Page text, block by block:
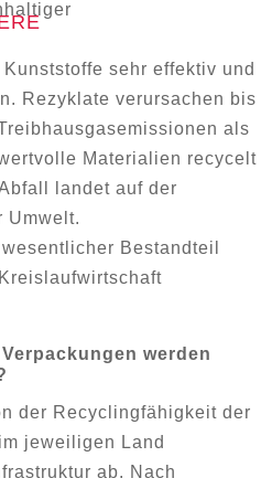
sehr effektiv und
Rezyklate verursachen bis
als
Materialien recycelt
landet auf der
Umwelt.
Bestandteil
werden
der Recyclingfähigkeit der
jeweiligen Land
ab. Nach